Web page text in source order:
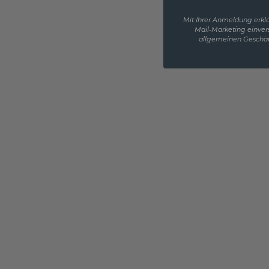
Mit Ihrer Anmeldung
Mail-Marketing
allgemeinen